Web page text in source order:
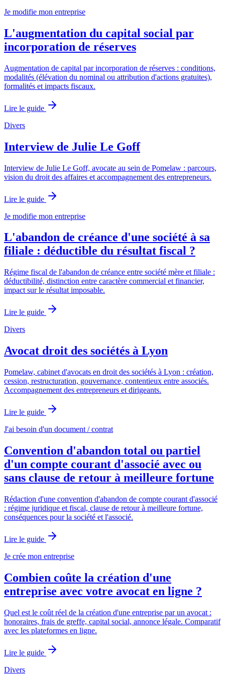
Je modifie mon entreprise
L'augmentation du capital social par
incorporation de réserves
Augmentation de capital par incorporation de réserves : conditions,
modalités (élévation du nominal ou attribution d'actions gratuites),
formalités et impacts fiscaux.
Lire le guide
Divers
Interview de Julie Le Goff
Interview de Julie Le Goff, avocate au sein de Pomelaw : parcours,
vision du droit des affaires et accompagnement des entrepreneurs.
Lire le guide
Je modifie mon entreprise
L'abandon de créance d'une société à sa
filiale : déductible du résultat fiscal ?
Régime fiscal de l'abandon de créance entre société mère et filiale :
déductibilité, distinction entre caractère commercial et financier,
impact sur le résultat imposable.
Lire le guide
Divers
Avocat droit des sociétés à Lyon
Pomelaw, cabinet d'avocats en droit des sociétés à Lyon : création,
cession, restructuration, gouvernance, contentieux entre associés.
Accompagnement des entrepreneurs et dirigeants.
Lire le guide
J'ai besoin d'un document / contrat
Convention d'abandon total ou partiel
d'un compte courant d'associé avec ou
sans clause de retour à meilleure fortune
Rédaction d'une convention d'abandon de compte courant d'associé
: régime juridique et fiscal, clause de retour à meilleure fortune,
conséquences pour la société et l'associé.
Lire le guide
Je crée mon entreprise
Combien coûte la création d'une
entreprise avec votre avocat en ligne ?
Quel est le coût réel de la création d'une entreprise par un avocat :
honoraires, frais de greffe, capital social, annonce légale. Comparatif
avec les plateformes en ligne.
Lire le guide
Divers